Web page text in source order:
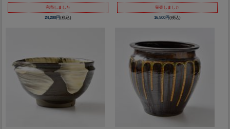
完売しました
24,200円(税込)
完売しました
16,500円(税込)